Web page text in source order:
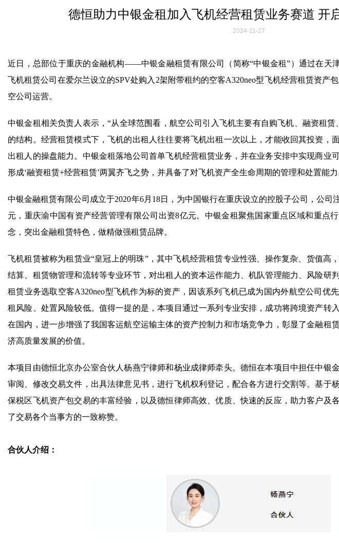
德恒助力中银金租加入飞机经营租赁业务赛道 开
2024-11-27
近日，总部位于重庆的金融机构——中银金融租赁有限公司（简称“中银金租”）通过在天
飞机租赁公司在爱尔兰设立的SPV处购入2架附带租约的空客A320neo型飞机经营租赁资产
空公司运营。
中银金租相关负责人表示，“从全球范围看，航空公司引入飞机主要有自购飞机、融资租
的结构。经营租赁模式下，飞机的出租人往往要将飞机出租一次以上，才能收回其投资，
出租人的操盘能力。中银金租落地公司首单飞机经营租赁业务，并在业务安排中实现商业
形成‘融资租赁+经营租赁’两翼齐飞之势，并具备了对飞机资产全生命周期的管理和处置能力
中银金融租赁有限公司成立于2020年6月18日，为中国银行在重庆设立的控股子公司，公司
元，重庆渝中国有资产经营管理有限公司出资8亿元。中银金租聚焦国家重点区域和重点
念，突出金融租赁特色，做精做强租赁品牌。
飞机租赁被称为租赁业“皇冠上的明珠”，其中飞机经营租赁专业性强、操作复杂、货值高
结算、租赁物管理和流转等专业环节，对出租人的资本运作能力、机队管理能力、风险研
租赁业务选取空客A320neo型飞机作为标的资产，因该系列飞机已成为国内外航空公司优
租风险、处置风险较低。值得一提的是，本项目通过一系列专业安排，成功将跨境资产转
在国内，进一步增强了我国客运航空运输主体的资产控制力和市场竞争力，彰显了金融租
济高质量发展的价值。
本项目由德恒北京办公室合伙人杨燕宁律师和杨业成律师牵头。德恒在本项目中担任中银
审阅、修改交易文件，出具法律意见书，进行飞机权利登记，配合各方进行交割等。基于
保税区飞机资产包交易的丰富经验，以及德恒律师高效、优质、快速的反应，助力客户及
了交易各个当事方的一致称赞。
合伙人介绍：